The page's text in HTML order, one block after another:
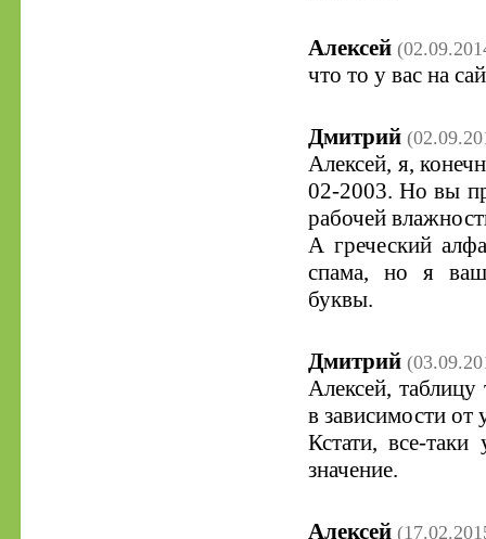
Алексей
что то у вас на
Дмитрий
Алексей, я,
02-2003. Но вы
рабочей
А греческий
спама, но я
буквы.
Дмитрий
Алексей,
в зависимости от
Кстати, все-
значение.
Алексей